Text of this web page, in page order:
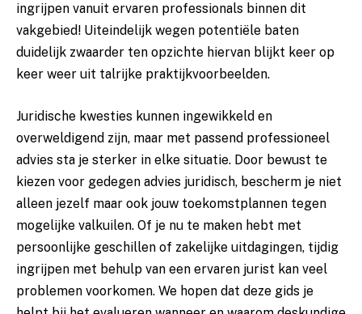
ingrijpen vanuit ervaren professionals binnen dit
vakgebied! Uiteindelijk wegen potentiële baten
duidelijk zwaarder ten opzichte hiervan blijkt keer op
keer weer uit talrijke praktijkvoorbeelden.
Juridische kwesties kunnen ingewikkeld en
overweldigend zijn, maar met passend professioneel
advies sta je sterker in elke situatie. Door bewust te
kiezen voor gedegen advies juridisch, bescherm je niet
alleen jezelf maar ook jouw toekomstplannen tegen
mogelijke valkuilen. Of je nu te maken hebt met
persoonlijke geschillen of zakelijke uitdagingen, tijdig
ingrijpen met behulp van een ervaren jurist kan veel
problemen voorkomen. We hopen dat deze gids je